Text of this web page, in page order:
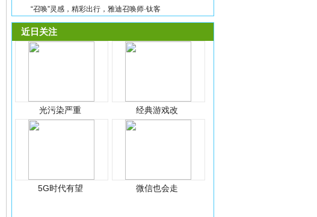
“召唤”灵感，精彩出行，雅迪召唤师·钛客
近日关注
光污染严重 经典游戏改
5G时代有望 微信也会走